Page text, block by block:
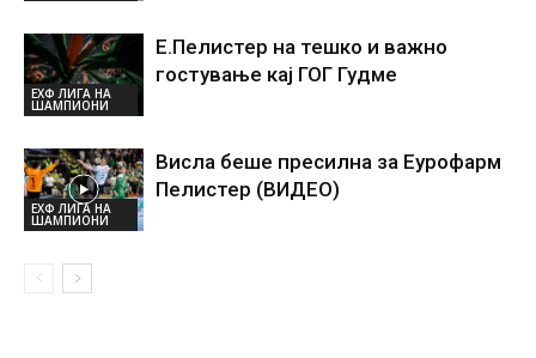
ЕХФ ЛИГА НА
ШАМПИОНИ
Е.Пелистер на тешко и важно
гостување кај ГОГ Гудме
ЕХФ ЛИГА НА
ШАМПИОНИ
Висла беше пресилна за Еурофарм
Пелистер (ВИДЕО)